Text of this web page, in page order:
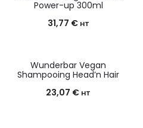
Power-up 300ml
31,77 € HT
Wunderbar Vegan
Shampooing Head’n Hair
23,07 € HT